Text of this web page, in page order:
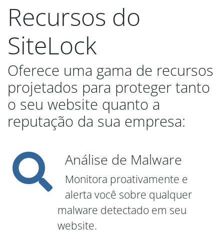
Recursos do
SiteLock
Oferece uma gama de recursos
projetados para proteger tanto
o seu website quanto a
reputação da sua empresa:
Análise de Malware
Monitora proativamente e
alerta você sobre qualquer
malware detectado em seu
website.